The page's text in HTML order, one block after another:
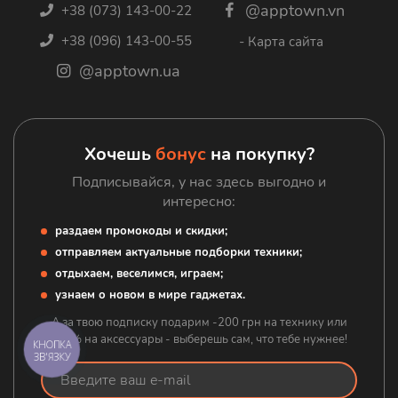
Игровые приставки
Зарядные станции
Google
Аксессуары
Доставка и оплата
Гарантия
+38 (073) 143-00-22
+38 (096) 143-00-55
@apptown.ua
@apptown.vn
- Карта сайта
Хочешь бонусна покупку?
Подписывайся, у нас здесь выгодно и
интересно:
раздаем промокоды и скидки;
отправляем актуальные подборки техники;
отдыхаем, веселимся, играем;
узнаем о новом в мире гаджетах.
А за твою подписку подарим -200 грн на технику или
-20% на аксессуары - выберешь сам, что тебе нужнее!
КНОПКА
ЗВ'ЯЗКУ